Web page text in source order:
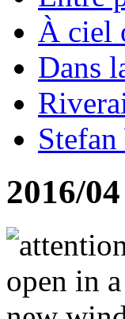
À ciel
Dans
2016/